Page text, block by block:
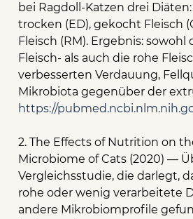
bei Ragdoll-Katzen drei
trocken (ED), gekocht Fleisch
Fleisch (RM). Ergebnis:
Fleisch- als auch die rohe
verbesserten Verdauung,
Mikrobiota gegenüber der
https://
2. The Effects of Nutrition on
Microbiome of Cats (2020) —
Vergleichsstudie, die darlegt,
rohe oder wenig verarbeitete
andere Mikrobiomprofile